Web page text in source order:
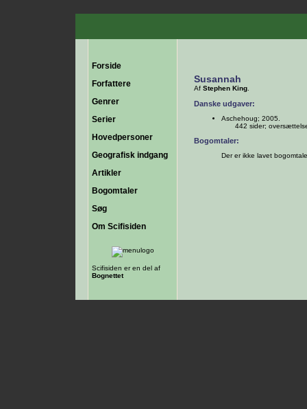
Forside
Forfattere
Genrer
Serier
Hovedpersoner
Geografisk indgang
Artikler
Bogomtaler
Søg
Om Scifisiden
Scifisiden er en del af
Bognettet
Susannah
Af Stephen King
Danske udgaver:
Aschehoug; 2005.
442 sider;
Bogomtaler:
Der er ikke lavet